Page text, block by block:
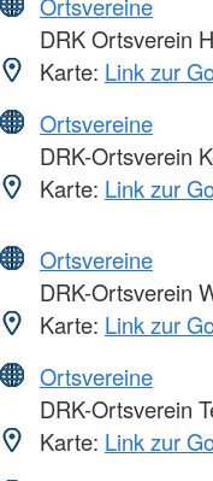
DRK Ortsverein
Karte: Link zur
Ortsvereine
DRK-Ortsverein
Karte: Link zur
Ortsvereine
DRK-Ortsverein
Karte: Link zur
Ortsvereine
DRK-Ortsverein
Karte: Link zur